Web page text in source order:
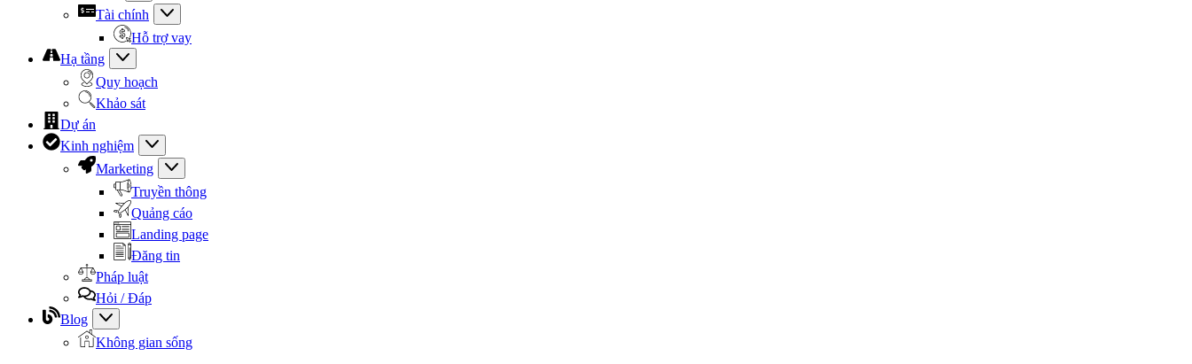
Tài chính
Hỗ trợ vay
Hạ tầng
Quy hoạch
Khảo sát
Dự án
Kinh nghiệm
Marketing
Truyền thông
Quảng cáo
Landing page
Đăng tin
Pháp luật
Hỏi / Đáp
Blog
Không gian sống